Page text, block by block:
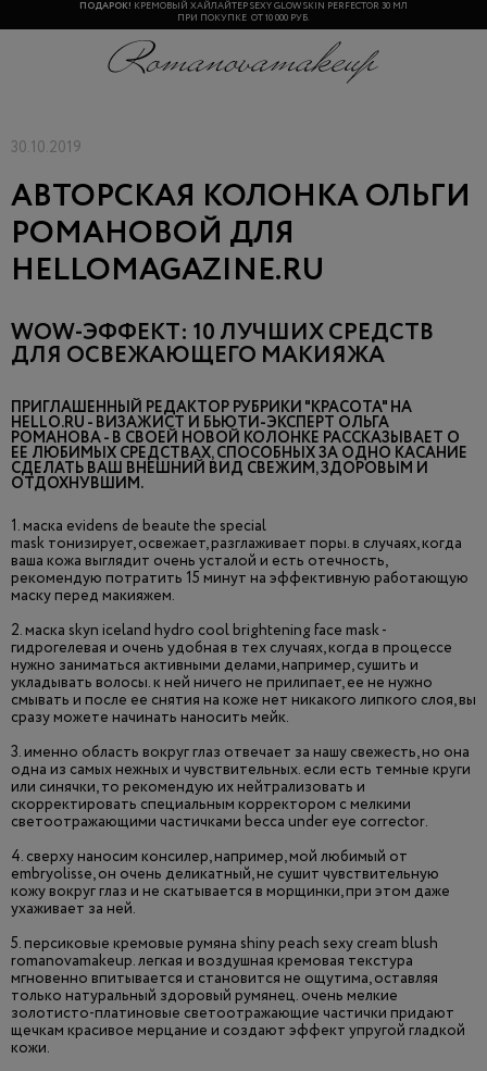
ПОДАРОК! КРЕМОВЫЙ ХАЙЛАЙТЕР SEXY GLOW SKIN PERFECTOR 30 МЛ
ПРИ ПОКУПКЕ ОТ 10 000 РУБ.
30.10.2019
АВТОРСКАЯ КОЛОНКА ОЛЬГИ
РОМАНОВОЙ ДЛЯ
HELLOMAGAZINE.RU
WOW-ЭФФЕКТ: 10 ЛУЧШИХ СРЕДСТВ
ДЛЯ ОСВЕЖАЮЩЕГО МАКИЯЖА
ПРИГЛАШЕННЫЙ РЕДАКТОР РУБРИКИ "КРАСОТА" НА
HELLO.RU - ВИЗАЖИСТ И БЬЮТИ-ЭКСПЕРТ ОЛЬГА
РОМАНОВА - В СВОЕЙ НОВОЙ КОЛОНКЕ РАССКАЗЫВАЕТ О
ЕЕ ЛЮБИМЫХ СРЕДСТВАХ, СПОСОБНЫХ ЗА ОДНО КАСАНИЕ
СДЕЛАТЬ ВАШ ВНЕШНИЙ ВИД СВЕЖИМ, ЗДОРОВЫМ И
ОТДОХНУВШИМ.
1. маска evidens de beaute the special
mask тонизирует, освежает, разглаживает поры. в случаях, когда
ваша кожа выглядит очень усталой и есть отечность,
рекомендую потратить 15 минут на эффективную работающую
маску перед макияжем.
2. маска skyn iceland hydro cool brightening face mask -
гидрогелевая и очень удобная в тех случаях, когда в процессе
нужно заниматься активными делами, например, сушить и
укладывать волосы. к ней ничего не прилипает, ее не нужно
смывать и после ее снятия на коже нет никакого липкого слоя, вы
сразу можете начинать наносить мейк.
3. именно область вокруг глаз отвечает за нашу свежесть, но она
одна из самых нежных и чувствительных. если есть темные круги
или синячки, то рекомендую их нейтрализовать и
скорректировать специальным корректором с мелкими
светоотражающими частичками becca under eye corrector.
4. сверху наносим консилер, например, мой любимый от
embryolisse, он очень деликатный, не сушит чувствительную
кожу вокруг глаз и не скатывается в морщинки, при этом даже
ухаживает за ней.
5. персиковые кремовые румяна shiny peach sexy cream blush
romanovamakeup. легкая и воздушная кремовая текстура
мгновенно впитывается и становится не ощутима, оставляя
только натуральный здоровый румянец. очень мелкие
золотисто-платиновые светоотражающие частички придают
щечкам красивое мерцание и создают эффект упругой гладкой
кожи.